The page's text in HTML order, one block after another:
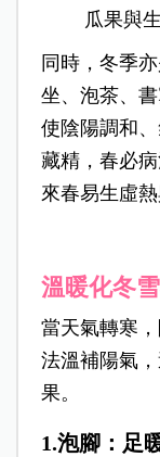
瓜果與
同時，冬季
坐、泡茶、
使陰陽調和
藏精，春必
來春易生虛熱
溫暖化冬
當天氣轉寒
法溫補陽氣
果。
1.泡腳：足